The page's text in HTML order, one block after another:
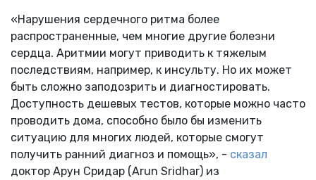
«Нарушения сердечного ритма более
распространенные, чем многие другие болезни
сердца. Аритмии могут приводить к тяжелым
последствиям, например, к инсульту. Но их может
быть сложно заподозрить и диагностировать.
Доступность дешевых тестов, которые можно часто
проводить дома, способно было бы изменить
ситуацию для многих людей, которые смогут
получить ранний диагноз и помощь», - сказал
доктор Арун Сридар (Arun Sridhar) из